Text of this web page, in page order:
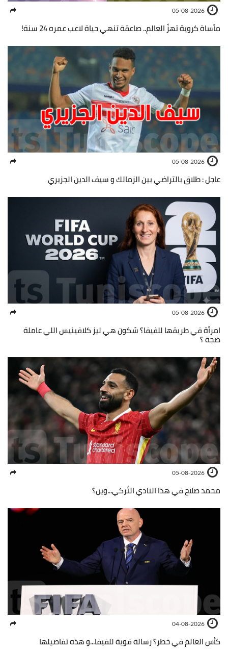
05-08-2026
مأساة كروية تهزّ العالم.. صاعقة تنهي حياة لاعب عمره 24 سنة!
05-08-2026
عاجل : طلاق بالتراضي بين الزمالك و سيف الدين الجزيري
05-08-2026
امرأة في طريقها للفيفا؟ شكون هي ليز كلافينيس اللي عاملة
ضجة ؟
05-08-2026
محمد صلاح في هذا النادي التُركي...وين؟
04-08-2026
كأس العالم في خطر؟ رسالة قوية للفيفا...و هذه تفاصيلها